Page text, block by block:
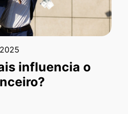
influencia o